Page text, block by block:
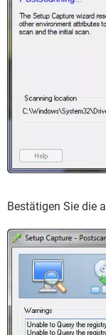
Bestätigen Sie die